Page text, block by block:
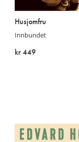
Husjomfru
Innbundet
kr 449